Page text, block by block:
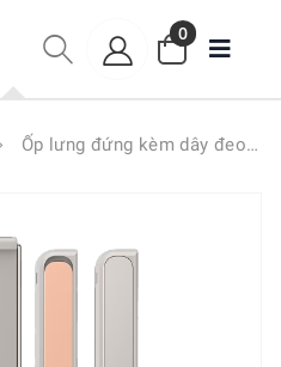
0
Ốp lưng đứng kèm dây đeo Galaxy Z Fold5 EF-MF946